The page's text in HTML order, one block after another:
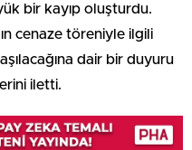
bir kayıp oluşturdu.
cenaze töreniyle ilgili
dair bir duyuru
iletti.